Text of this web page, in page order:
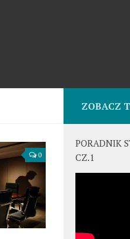
0
ZOBACZ
PORADNIK
CZ.1